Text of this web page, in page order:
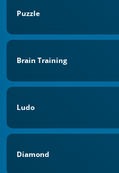
Puzzle
Brain Training
Ludo
Diamond